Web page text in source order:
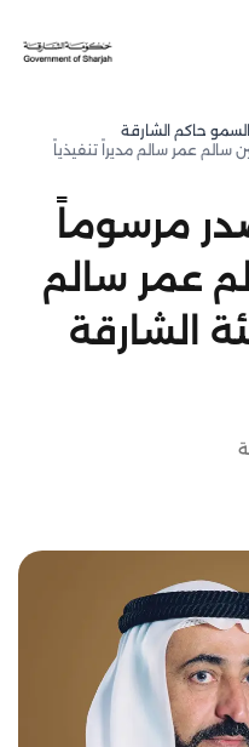
حاكم الشارقة
سالم عمر سالم مديراً تنفيذياً
مرسوماً
عمر سالم
الشارقة